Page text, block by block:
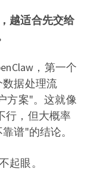
越适合先交给
，第一个
据处理流
方案"。这就像
行，但大概率
谱"的结论。
起眼。